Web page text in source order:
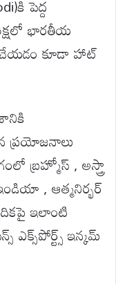
పెద్ద
భారతీయ
చేయడం కూడా హాట్
ప్రయోజనాలు
బ్రహ్మోస్ , అస్త్రా
, ఆత్మనిర్భర్
ఇలాంటి
ఎక్స్‌పోర్ట్స్ ఇన్కమ్